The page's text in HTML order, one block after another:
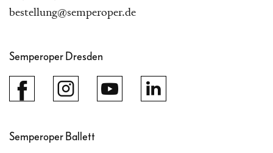
bestellung@semperoper.de
Semperoper Dresden
Semperoper Ballett